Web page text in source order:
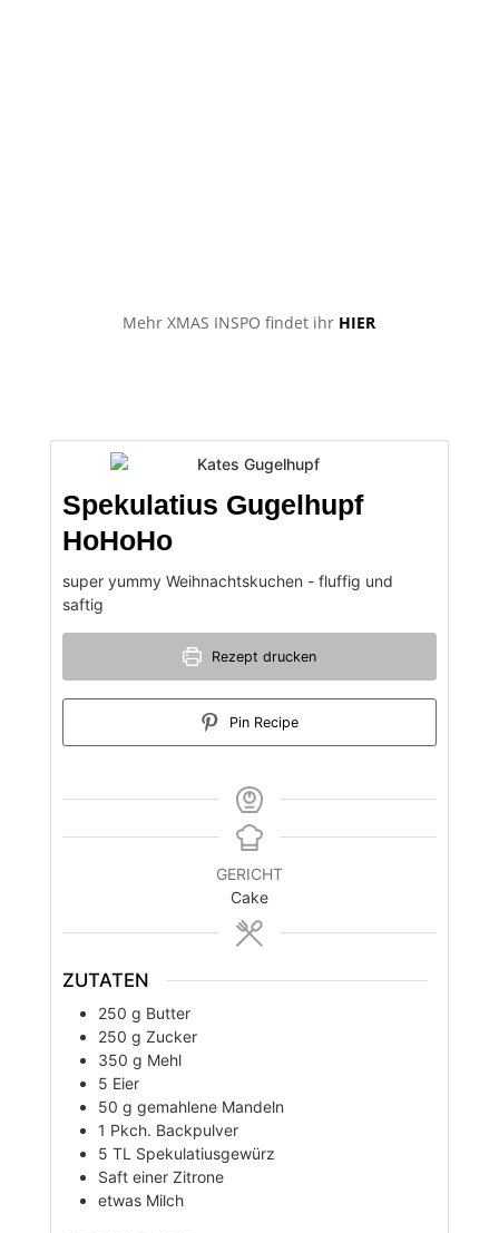
Mehr XMAS INSPO findet ihr HIER
Spekulatius Gugelhupf
HoHoHo
super yummy Weihnachtskuchen - fluffig und
saftig
Rezept drucken
Pin Recipe
GERICHT
Cake
ZUTATEN
250 g Butter
250 g Zucker
350 g Mehl
5 Eier
50 g gemahlene Mandeln
1 Pkch. Backpulver
5 TL Spekulatiusgewürz
Saft einer Zitrone
etwas Milch